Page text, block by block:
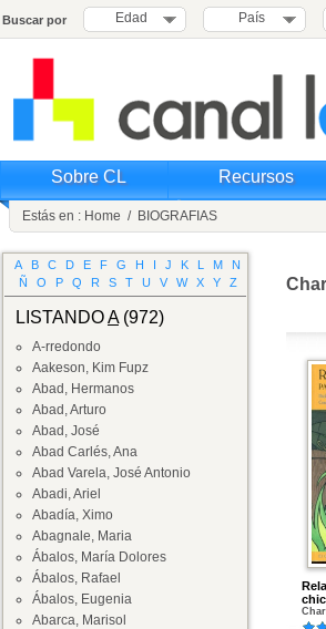
Buscar por Edad País
Sobre CL Recursos
Estás en : Home / BIOGRAFIAS
A B C D E F G H I J K L M
N
Ñ
O P Q R S T U V W X Y Z
LISTANDOA(972)
A-rredondo
Aakeson, Kim Fupz
Abad, Hermanos
Abad, Arturo
Abad, José
Abad Carlés, Ana
Abad Varela, José Antonio
Abadi, Ariel
Abadía, Ximo
Abagnale, Maria
Ábalos, María Dolores
Ábalos, Rafael
Ábalos, Eugenia
Abarca, Marisol